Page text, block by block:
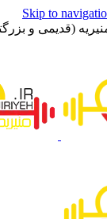
Skip to
(قدیمی و